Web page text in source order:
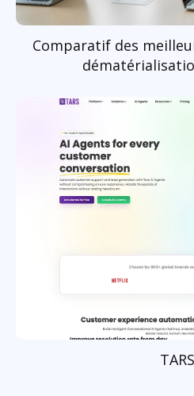
Comparatif des
TARS